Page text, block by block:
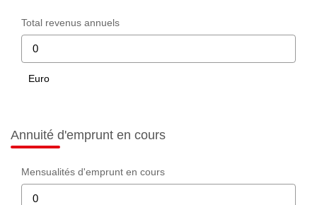
Total revenus annuels
Euro
Annuité d'emprunt en cours
Mensualités d'emprunt en cours